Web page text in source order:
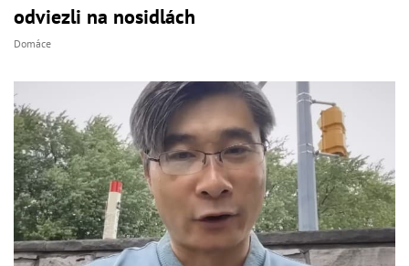
odviezli na nosidlách
Domáce